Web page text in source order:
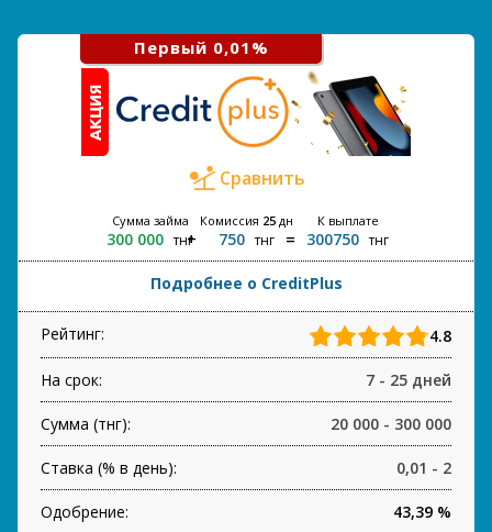
Первый 0,01%
Сравнить
Сумма займа
300 000 тнг
Комиссия 25дн
750 тнг
К выплате
300750 тнг
Подробнее о CreditPlus
Рейтинг: 4.8
На срок: 7 - 25 дней
Сумма (тнг): 20 000 - 300 000
Ставка (% в день): 0,01 - 2
Одобрение: 43,39 %